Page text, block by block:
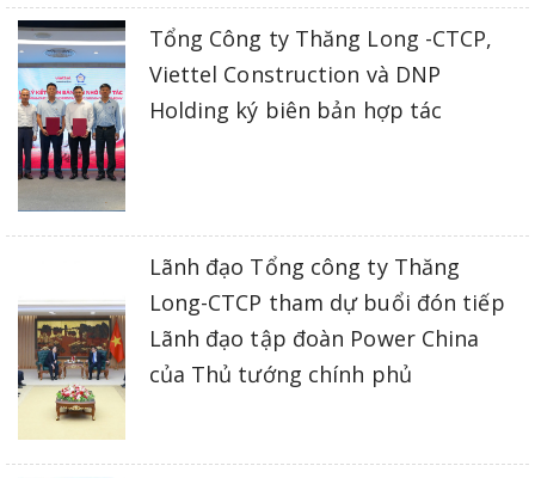
Tổng Công ty Thăng Long -CTCP,
Viettel Construction và DNP
Holding ký biên bản hợp tác
Lãnh đạo Tổng công ty Thăng
Long-CTCP tham dự buổi đón tiếp
Lãnh đạo tập đoàn Power China
của Thủ tướng chính phủ